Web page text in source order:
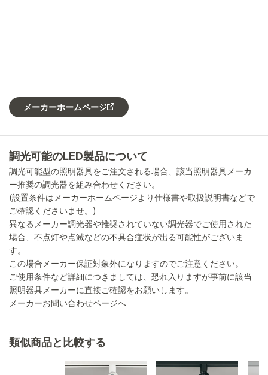
メーカーホームページ
調光可能のLED製品について
調光可能型の照明器具をご注文される場合、該当照明器具メーカ
ー推奨の調光器を組み合わせください。
(設置条件はメーカーホームページより仕様書や取扱説明書などで
ご確認くださいませ。)
異なるメーカー調光器や推奨されていない調光器でご使用された
場合、不点灯や点滅などの不具合症状が出る可能性がございま
す。
この場合メーカー保証対象外になりますのでご注意ください。
ご使用条件など詳細につきましては、恐れ入りますが事前に該当
照明器具メーカーに直接ご確認をお願いします。
メーカーお問い合わせページへ
類似商品と比較する